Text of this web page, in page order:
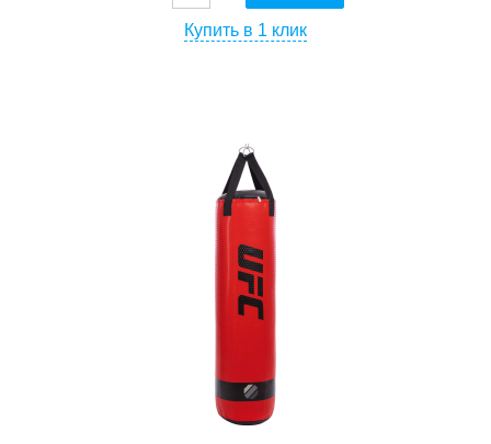
Купить в 1 клик